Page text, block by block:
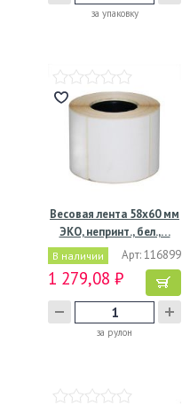
за упаковку
Весовая лента 58х60 мм
ЭКО, непринт., бел.,…
В наличии Арт: 116899
1 279,08 ₽
за рулон